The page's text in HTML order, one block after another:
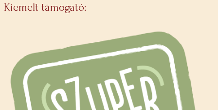
Kiemelt támogató: